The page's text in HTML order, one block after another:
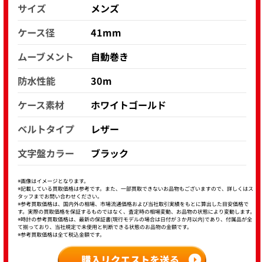
サイズ
メンズ
ケース径
41mm
ムーブメント
自動巻き
防水性能
30m
ケース素材
ホワイトゴールド
ベルトタイプ
レザー
文字盤カラー
ブラック
※画像はイメージとなります。
※記載している買取価格は参考です。また、一部買取できないお品物もございますので、詳しくはス
タッフまでお問い合わせください。
※参考買取価格は、国内外の相場、市場流通価格および当社取引実績をもとに算出した目安価格で
す。実際の買取価格を保証するものではなく、査定時の相場変動、お品物の状態により変動します。
※時計の参考買取価格は、最新の保証書(現行モデルの場合は日付が３か月以内)であり、付属品が全
て揃っており、当社規定で未使用と判断できる状態のお品物の金額です。
※参考買取価格は全て税込金額です。